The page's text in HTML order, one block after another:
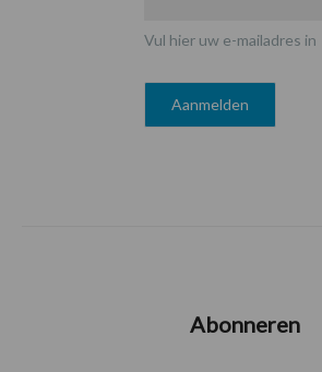
Vul hier uw e-mailadres in
Abonneren